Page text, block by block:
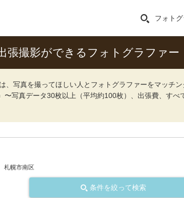
フォト
張撮影ができるフォトグラファー
、写真を撮ってほしい人とフォトグラファーをマッチン
写真データ30枚以上（平均約100枚）、出張費、すべ
札幌市南区
条件を絞って検索